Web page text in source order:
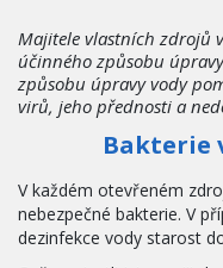
Majitele vlastních zdrojů
účinného způsobu
způsobu úpravy vody
virů, jeho přednosti a
Bakterie
V každém otevřeném
nebezpečné bakterie. V
dezinfekce vody starost